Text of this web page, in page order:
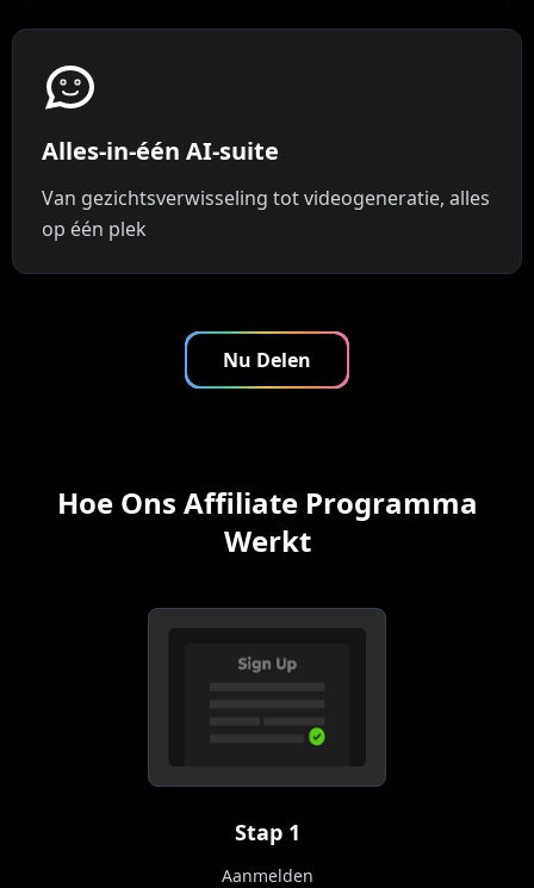
Alles-in-één AI-suite
Van gezichtsverwisseling tot videogeneratie, alles
op één plek
Nu Delen
Hoe Ons Affiliate Programma
Werkt
Stap 1
Aanmelden